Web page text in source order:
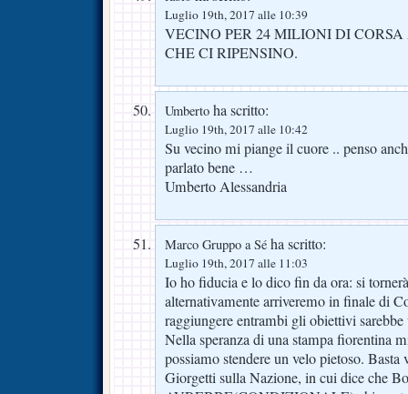
Luglio 19th, 2017 alle 10:39
VECINO PER 24 MILIONI DI
CHE CI RIPENSINO.
Umberto ha scritto:
Luglio 19th, 2017 alle 10:42
Su vecino mi piange il cuore .. penso
parlato bene …
Umberto Alessandria
Marco Gruppo a Sé ha scritto:
Luglio 19th, 2017 alle 11:03
Io ho fiducia e lo dico fin da ora: si
alternativamente arriveremo in finale di
raggiungere entrambi gli obiettivi
Nella speranza di una stampa fiorentina
possiamo stendere un velo pietoso. Basta
Giorgetti sulla Nazione, in cui dice che